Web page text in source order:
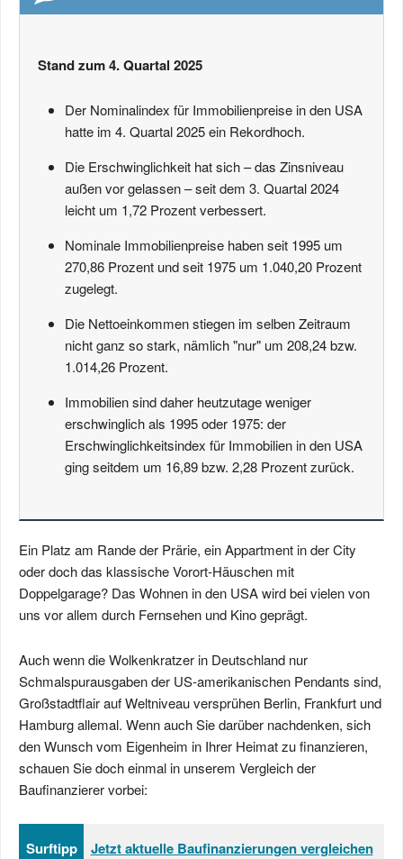
Stand zum 4. Quartal 2025
Der Nominalindex für Immobilienpreise in den USA
hatte im 4. Quartal 2025 ein Rekordhoch.
Die Erschwinglichkeit hat sich – das Zinsniveau
außen vor gelassen – seit dem 3. Quartal 2024
leicht um 1,72 Prozent verbessert.
Nominale Immobilienpreise haben seit 1995 um
270,86 Prozent und seit 1975 um 1.040,20 Prozent
zugelegt.
Die Nettoeinkommen stiegen im selben Zeitraum
nicht ganz so stark, nämlich "nur" um 208,24 bzw.
1.014,26 Prozent.
Immobilien sind daher heutzutage weniger
erschwinglich als 1995 oder 1975: der
Erschwinglichkeitsindex für Immobilien in den USA
ging seitdem um 16,89 bzw. 2,28 Prozent zurück.
Ein Platz am Rande der Prärie, ein Appartment in der City
oder doch das klassische Vorort-Häuschen mit
Doppelgarage? Das Wohnen in den USA wird bei vielen von
uns vor allem durch Fernsehen und Kino geprägt.
Auch wenn die Wolkenkratzer in Deutschland nur
Schmalspurausgaben der US-amerikanischen Pendants sind,
Großstadtflair auf Weltniveau versprühen Berlin, Frankfurt und
Hamburg allemal. Wenn auch Sie darüber nachdenken, sich
den Wunsch vom Eigenheim in Ihrer Heimat zu finanzieren,
schauen Sie doch einmal in unserem Vergleich der
Baufinanzierer vorbei:
Surftipp Jetzt aktuelle Baufinanzierungen vergleichen